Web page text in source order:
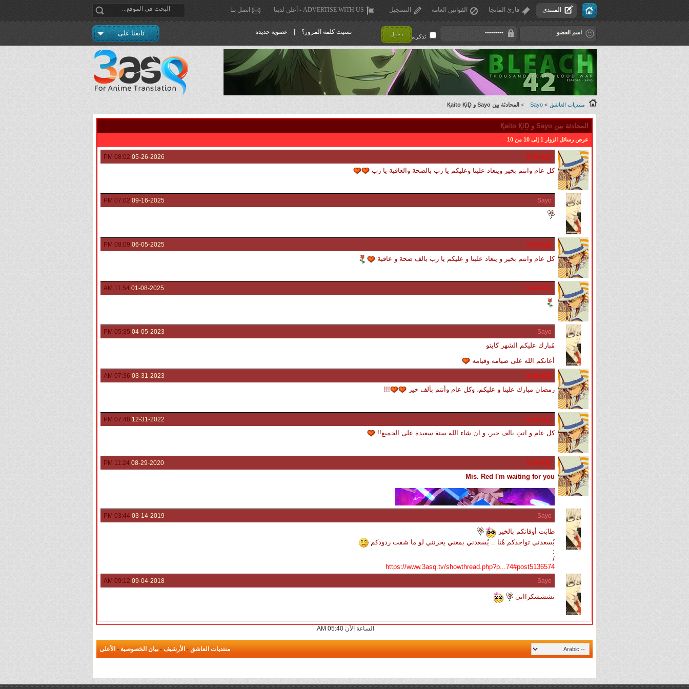
المنتدى قارئ المانجا القوانين العامة التسجيل ADVERTISE WITH US - أعلن لدينا اتصل بنا
تذكرني ! دخول نسيت كلمة المرور؟ عضوية جديدة تابعنا على
منتديات العاشق >
Sayo
> المحادثة بين Sayo و Қaito ҚiḒ
المحادثة بين Sayo و Қaito ҚiḒ
عرض رسائل الزوار 1 إلى 10 من 10
05-26-2026
08:02 PM Қaito ҚiḒ
كل عام وانتم بخير وينعاد علينا وعليكم يا رب بالصحة والعافية يا رب
09-16-2025
07:02 PM Sayo
06-05-2025
08:09 PM Қaito ҚiḒ
كل عام وانتم بخير و ينعاد علينا و عليكم يا رب بالف صحة و عافية
01-08-2025
11:54 AM Қaito ҚiḒ
04-05-2023
05:35 PM Sayo
مُبارك عليكم الشهر كايتو
أعانكم الله على صيامه وقيامه
03-31-2023
07:36 AM Қaito ҚiḒ
رمضان مبارك علينا و عليكم، وكل عام وأنتم بألف خير !!!
12-31-2022
07:48 PM Қaito ҚiḒ
كل عام و انتِ بالف خير، و ان شاء الله سنة سعيدة على الجميع!!
08-29-2020
11:24 PM Қaito ҚiḒ
Mis. Red I'm waiting for you
03-14-2019
03:44 PM Sayo
طابَت أوقاتكم بالخير
يُسعدني تواجدكم هُنا .. يُسعدني بمعني يحزنني لو ما شفت ردودكم
:
/
https://www.3asq.tv/showthread.php?p...74#post5136574
09-04-2018
09:12 AM Sayo
تشششكرااتي
الساعة الآن05:40 AM
.
منتديات العاشق - الأرشيف - بيان الخصوصية - الأعلى